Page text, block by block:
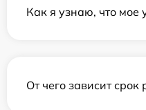
Как я узнаю, что мое
От чего зависит срок